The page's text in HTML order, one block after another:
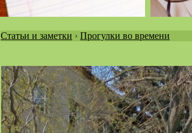
здесь
Статьи и заметки › Прогулки во времени